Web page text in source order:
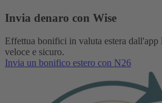
Invia denaro con Wise
Effettua bonifici in valuta estera
veloce e sicuro.
Invia un bonifico estero con N26